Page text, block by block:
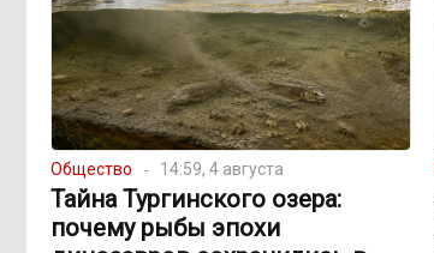
Общество 14:59, 4 августа
Тайна Тургинского озера:
почему рыбы эпохи